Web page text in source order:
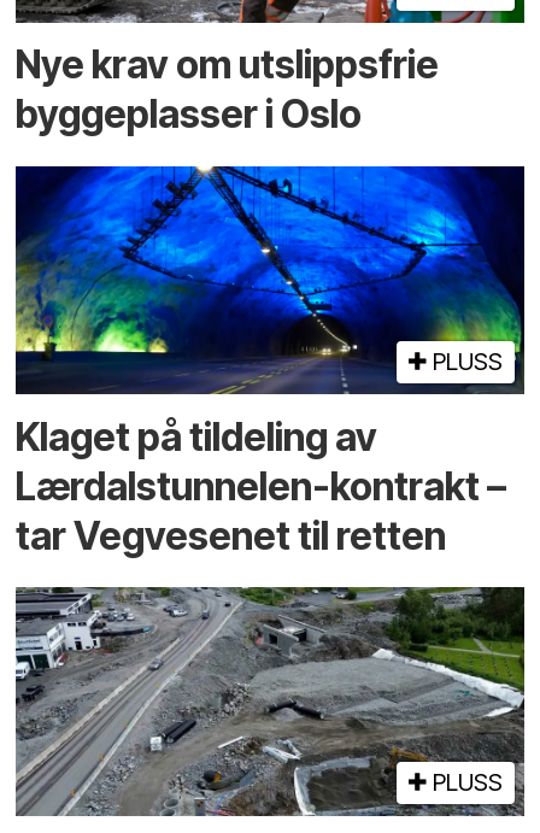
Nye krav om utslippsfrie
byggeplasser i Oslo
PLUSS
Klaget på tildeling av
Lærdalstunnelen-kontrakt –
tar Vegvesenet til retten
PLUSS